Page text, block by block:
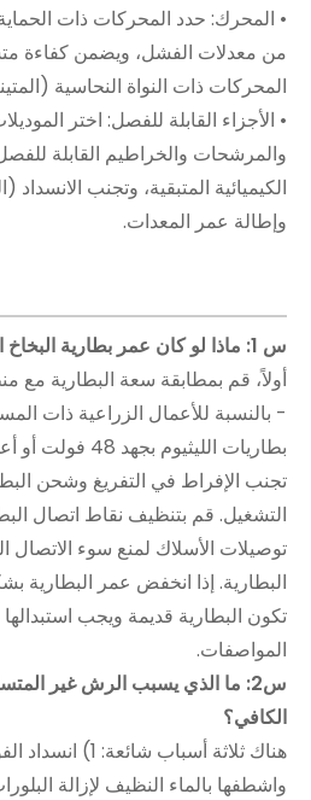
• المحرك: حدد المحركات ذات
من معدلات الفشل، ويضمن كفاءة
المحركات ذات النواة النحاسية
• الأجزاء القابلة للفصل: اختر
والمرشحات والخراطيم القابلة
الكيميائية المتبقية، وتجنب
وإطالة عمر المعدات.
س 1: ماذا لو كان عمر بطارية البخاخ الكهربائي غير كافٍ؟
أولاً، قم بمطابقة سعة البطارية مع
- بالنسبة للأعمال الزراعية ذات
بطاريات
تجنب الإفراط في التفريغ وشحن
التشغيل. قم بتنظيف نقاط اتصال
توصيلات الأسلاك لمنع سوء الاتصال
البطارية. إذا انخفض عمر البطارية
تكون البطارية قديمة ويجب
المواصفات.
س2: ما الذي يسبب الرش غير
الكافي؟
هناك ثلاثة أسباب